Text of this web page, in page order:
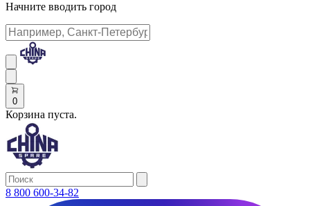
Начните вводить город
0
Корзина пуста.
8 800 600-34-82